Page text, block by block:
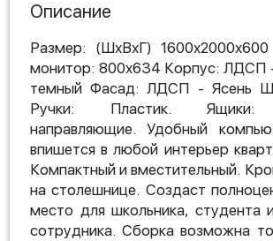
Описание
Размер: (ШхВхГ)
монитор: 800x634 Корпус: ЛДСП
темный Фасад: ЛДСП - Ясень
Ручки: Пластик. Ящики:
направляющие. Удобный
впишется в любой интерьер
Компактный и вместительный.
на столешнице. Создаст
место для школьника, студента
сотрудника. Сборка возможна